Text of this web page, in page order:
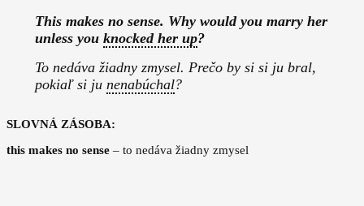
This makes no sense. Why would you marry her
unless you knocked her up?
To nedáva žiadny zmysel. Prečo by si si ju bral,
pokiaľ si ju nenabúchal?
SLOVNÁ ZÁSOBA:
this makes no sense – to nedáva žiadny zmysel